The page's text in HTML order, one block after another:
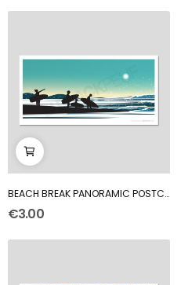
BEACH BREAK PANORAMIC POSTCARD
€3.00